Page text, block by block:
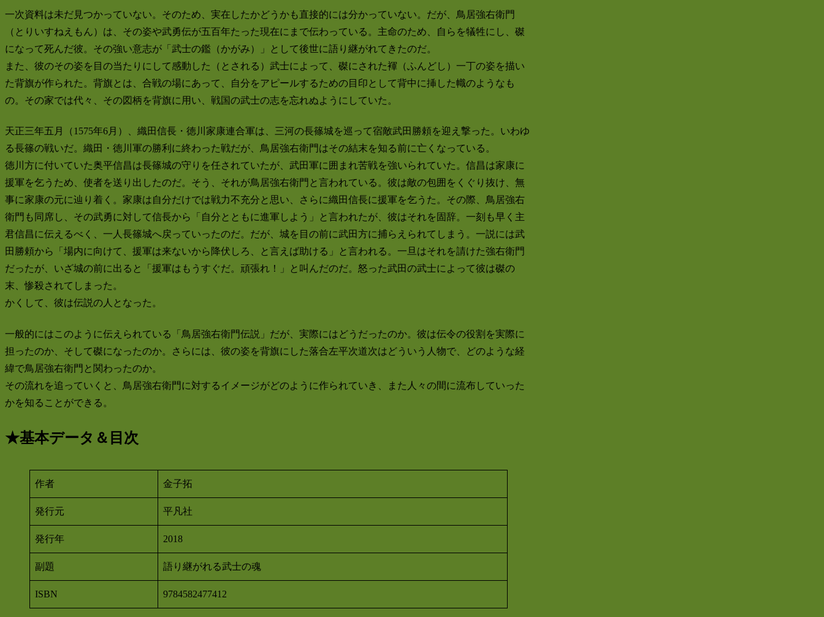
一次資料は未だ見つかっていない。そのため、実在したかどうかも直接的には分かっていない。だが、鳥居強右衛門
（とりいすねえもん）は、その姿や武勇伝が五百年たった現在にまで伝わっている。主命のため、自らを犠牲にし、磔
になって死んだ彼。その強い意志が「武士の鑑（かがみ）」として後世に語り継がれてきたのだ。
また、彼のその姿を目の当たりにして感動した（とされる）武士によって、磔にされた褌（ふんどし）一丁の姿を描い
た背旗が作られた。背旗とは、合戦の場にあって、自分をアピールするための目印として背中に挿した幟のようなも
の。その家では代々、その図柄を背旗に用い、戦国の武士の志を忘れぬようにしていた。
天正三年五月（1575年6月）、織田信長・徳川家康連合軍は、三河の長篠城を巡って宿敵武田勝頼を迎え撃った。いわゆ
る長篠の戦いだ。織田・徳川軍の勝利に終わった戦だが、鳥居強右衛門はその結末を知る前に亡くなっている。
徳川方に付いていた奥平信昌は長篠城の守りを任されていたが、武田軍に囲まれ苦戦を強いられていた。信昌は家康に
援軍を乞うため、使者を送り出したのだ。そう、それが鳥居強右衛門と言われている。彼は敵の包囲をくぐり抜け、無
事に家康の元に辿り着く。家康は自分だけでは戦力不充分と思い、さらに織田信長に援軍を乞うた。その際、鳥居強右
衛門も同席し、その武勇に対して信長から「自分とともに進軍しよう」と言われたが、彼はそれを固辞。一刻も早く主
君信昌に伝えるべく、一人長篠城へ戻っていったのだ。だが、城を目の前に武田方に捕らえられてしまう。一説には武
田勝頼から「場内に向けて、援軍は来ないから降伏しろ、と言えば助ける」と言われる。一旦はそれを請けた強右衛門
だったが、いざ城の前に出ると「援軍はもうすぐだ。頑張れ！」と叫んだのだ。怒った武田の武士によって彼は磔の
末、惨殺されてしまった。
かくして、彼は伝説の人となった。
一般的にはこのように伝えられている「鳥居強右衛門伝説」だが、実際にはどうだったのか。彼は伝令の役割を実際に
担ったのか、そして磔になったのか。さらには、彼の姿を背旗にした落合左平次道次はどういう人物で、どのような経
緯で鳥居強右衛門と関わったのか。
その流れを追っていくと、鳥居強右衛門に対するイメージがどのように作られていき、また人々の間に流布していった
かを知ることができる。
★基本データ＆目次
作者 金子拓
発行元 平凡社
発行年 2018
副題 語り継がれる武士の魂
ISBN 9784582477412